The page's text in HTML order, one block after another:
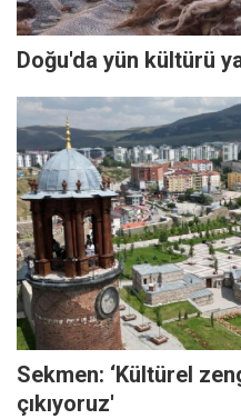
Doğu'da yün kültürü
Sekmen: ‘Kültürel
çıkıyoruz'